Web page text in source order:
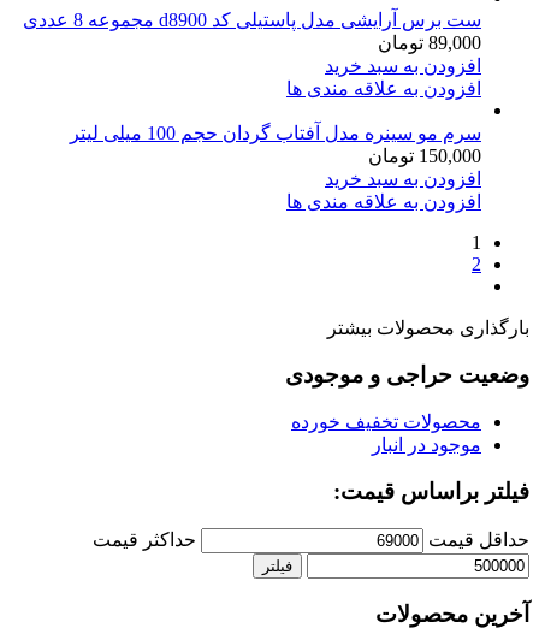
ست برس آرایشی مدل پاستیلی کد d8900 مجموعه 8 عددی
89,000 تومان
افزودن به سبد خرید
افزودن به علاقه مندی ها
سرم مو سینره مدل آفتاب گردان حجم 100 میلی لیتر
150,000 تومان
افزودن به سبد خرید
افزودن به علاقه مندی ها
1
2
بارگذاری محصولات بیشتر
وضعیت حراجی و موجودی
محصولات تخفیف خورده
موجود در انبار
فیلتر براساس قیمت:
حداقل قیمت حداکثر قیمت
فیلتر
آخرین محصولات